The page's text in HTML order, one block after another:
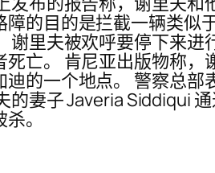
障的目的是拦截一辆类似
谢里夫被欢呼要停下来
亡。 肯尼亚出版物称
的一个地点。 警察总
的妻子 Javeria Siddiqui
。